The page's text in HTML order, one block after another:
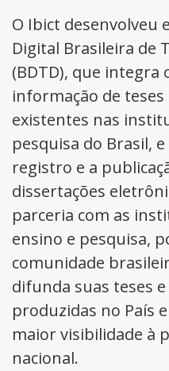
O Ibict desenvolveu
Digital Brasileira de
(BDTD), que integra
informação de teses
existentes nas
pesquisa do Brasil,
registro e a
dissertações
parceria com as
ensino e pesquisa,
comunidade
difunda suas teses
produzidas no País
maior visibilidade à
nacional.